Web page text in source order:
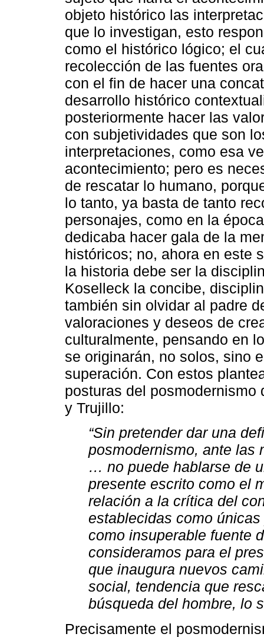
objeto histórico las
que lo investigan, esto
como el histórico lógico; el
recolección de las fuentes
con el fin de hacer una
desarrollo histórico
posteriormente hacer las
con subjetividades que son
interpretaciones, como esa
acontecimiento; pero es
de rescatar lo humano,
lo tanto, ya basta de tanto
personajes, como en la
dedicaba hacer gala de la
históricos; no, ahora en este
la historia debe ser la
Koselleck la concibe,
también sin olvidar al padre
valoraciones y deseos de
culturalmente, pensando en
se originarán, no solos, sino
superación. Con estos
posturas del posmodernismo
y Trujillo:
“Sin pretender dar una
posmodernismo, ante las
… no puede hablarse de
presente escrito como el
relación a la crítica del
establecidas como
como insuperable fuente
consideramos para el
que inaugura nuevos
social, tendencia que
búsqueda del hombre, lo
Precisamente el